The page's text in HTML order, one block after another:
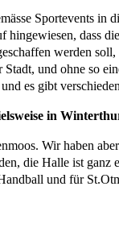
Sportevents in
dass
werden
und ohne so
es gibt
in
Wir haben
die Halle ist ganz
und für